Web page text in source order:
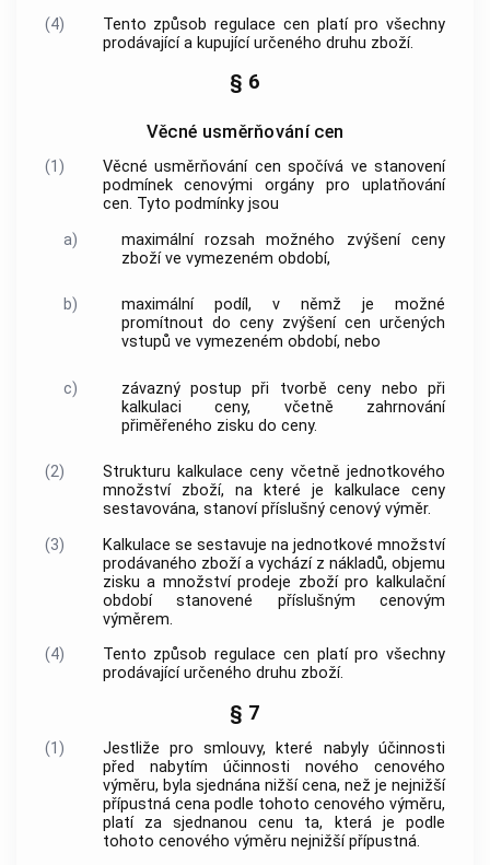
(4)
Tento způsob regulace cen platí pro všechny
prodávajícía kupující určeného druhu zboží.
§ 6
Věcné usměrňování cen
(1) Věcné usměrňování cen spočívá ve stanovení
podmínekcenovými orgány pro uplatňování
cen. Tyto podmínky jsou
a)
maximální rozsah možného zvýšení ceny
zbožíve vymezeném období,
b)
maximální podíl, v němž je možné
promítnout do cenyzvýšení cen určených
vstupů ve vymezeném období, nebo
c) závazný postup při tvorběceny nebo při
kalkulaciceny, včetně zahrnování
přiměřeného zisku do ceny.
(2) Strukturu kalkulaceceny včetně jednotkového
množství zboží, na které je kalkulaceceny
sestavována, stanoví příslušný cenový výměr.
(3)
Kalkulace se sestavuje na jednotkové množství
prodávaného zbožía vychází z nákladů, objemu
zisku a množství prodeje zbožípro kalkulační
období stanovené příslušným cenovým
výměrem.
(4)
Tento způsob regulace cen platí pro všechny
prodávajícíurčeného druhu zboží.
§ 7
(1)
Jestliže pro smlouvy, které nabyly účinnosti
před nabytím účinnosti nového cenového
výměru, byla sjednána nižšícena, než je nejnižší
přípustná cenapodle tohoto cenového výměru,
platí za sjednanoucenu ta, která je podle
tohoto cenového výměru nejnižší přípustná.